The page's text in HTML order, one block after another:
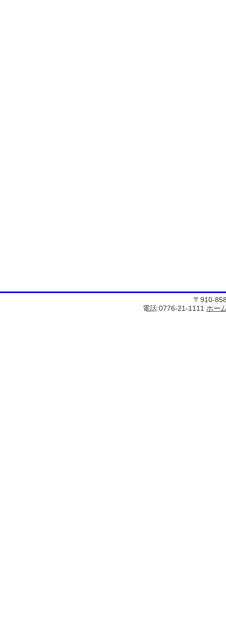
〒910-
電話:0776-21-1111 ホー